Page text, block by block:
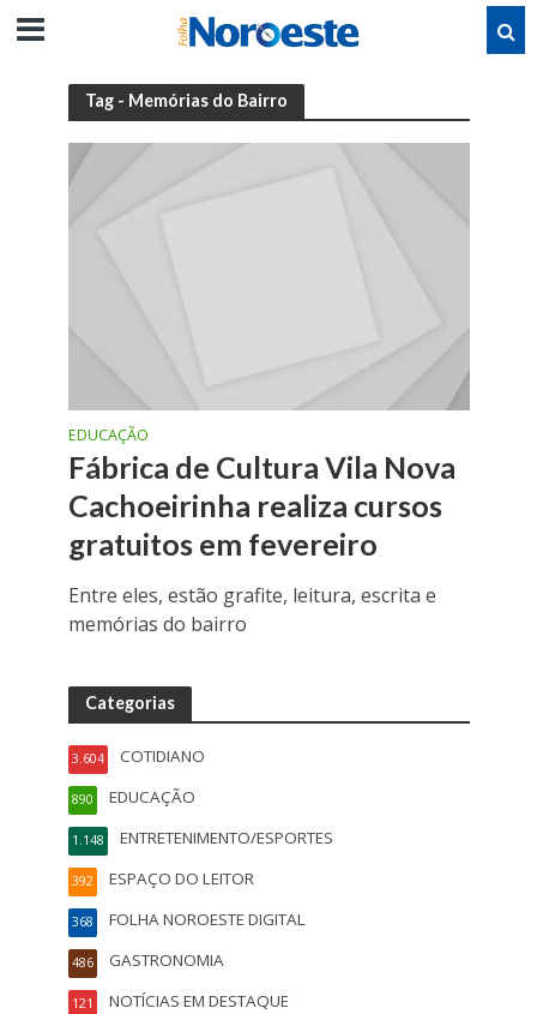
Tag - Memórias do Bairro
EDUCAÇÃO
Fábrica de Cultura Vila Nova
Cachoeirinha realiza cursos
gratuitos em fevereiro
Entre eles, estão grafite, leitura, escrita e
memórias do bairro
Categorias
COTIDIANO
3.604
EDUCAÇÃO
890
ENTRETENIMENTO/ESPORTES
1.148
ESPAÇO DO LEITOR
392
FOLHA NOROESTE DIGITAL
368
GASTRONOMIA
486
NOTÍCIAS EM DESTAQUE
121